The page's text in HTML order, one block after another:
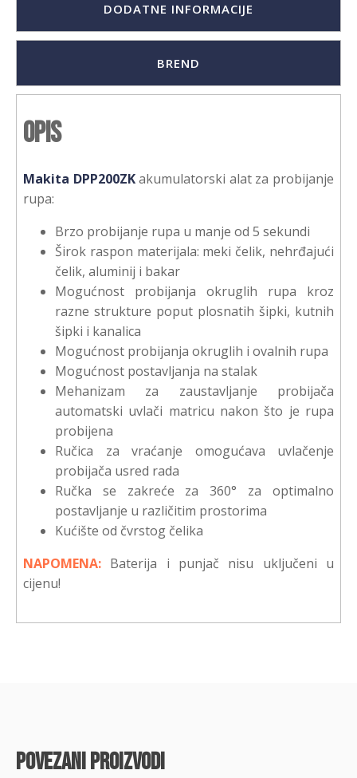
DODATNE INFORMACIJE
BREND
Opis
Makita DPP200ZKakumulatorski alat za probijanje
rupa:
Brzo probijanje rupa u manje od 5 sekundi
Širok raspon materijala: meki čelik, nehrđajući
čelik, aluminij i bakar
Mogućnost probijanja okruglih rupa kroz
razne strukture poput plosnatih šipki, kutnih
šipki i kanalica
Mogućnost probijanja okruglih i ovalnih rupa
Mogućnost postavljanja na stalak
Mehanizam za zaustavljanje probijača
automatski uvlači matricu nakon što je rupa
probijena
Ručica za vraćanje omogućava uvlačenje
probijača usred rada
Ručka se zakreće za 360° za optimalno
postavljanje u različitim prostorima
Kućište od čvrstog čelika
NAPOMENA: Baterija i punjač nisu uključeni u
cijenu!
povezani proizvodi